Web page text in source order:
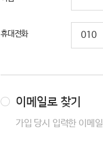
010
휴대전화
이메일로 찾기
가입 당시 입력한 이메